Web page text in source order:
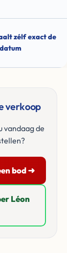
zélf exact de
verkoop
vandaag de
bod ➜
Léon